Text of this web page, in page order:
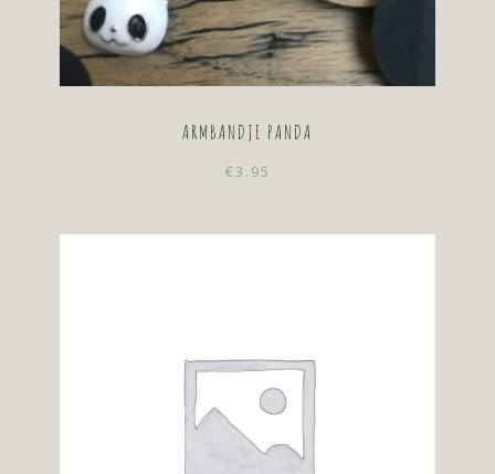
ARMBANDJE PANDA
€3.95